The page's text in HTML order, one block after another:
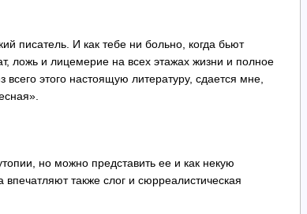
писатель. И как тебе ни больно, когда бьют
ложь и лицемерие на всех этажах жизни и полное
всего этого настоящую литературу, сдается мне,
но можно представить ее и как некую
также слог и сюрреалистическая